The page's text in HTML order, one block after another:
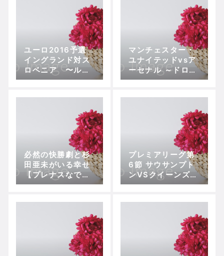
ユーロ2016予選
イングランド対ス
ロベニア 〜ルー
ニー100キャップ
マンチェスター・
ユナイテッドvsア
ーセナル ～ドロー
でも3位争いに勝
必然の快勝劇と杉
田亜未がいる幸せ
【プレナスなでし
こリーグ1部第4
VSちふれASエル
プレミアリーグ第
6節 サウサンプト
ンVSクイーンズパ
ークレンジャー
撃の理由